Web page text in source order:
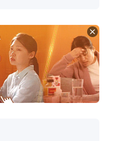
Rohani, Ep. 300:
Aku Pilih-Pilih Tugas?
Rohani, Ep. 370:
Biarkan Kemalasan